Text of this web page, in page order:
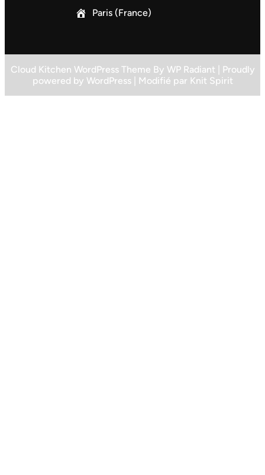
Paris (France)
Cloud Kitchen WordPress Theme By WP Radiant | Proudly
powered by WordPress| Modifié par Knit Spirit